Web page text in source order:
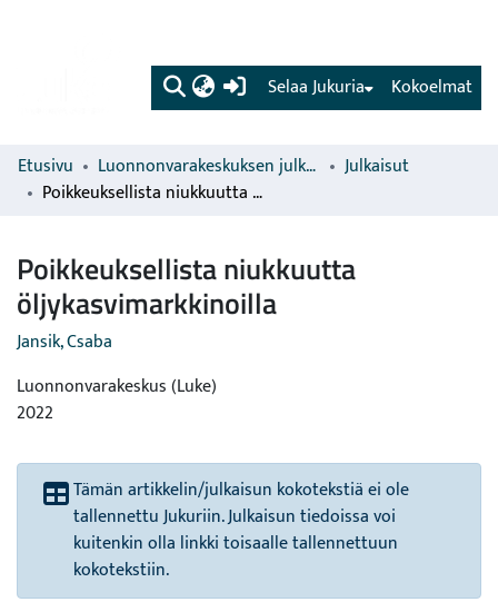
(current) Kokoelmat
Selaa Jukuria
Etusivu Luonnonvarakeskuksen julkaisut
Julkaisut
Poikkeuksellista niukkuutta öljykasvimarkkinoilla
Poikkeuksellista niukkuutta
öljykasvimarkkinoilla
Jansik, Csaba
Luonnonvarakeskus (Luke)
2022
Tämän artikkelin/julkaisun kokotekstiä ei ole
tallennettu Jukuriin. Julkaisun tiedoissa voi
kuitenkin olla linkki toisaalle tallennettuun
kokotekstiin.